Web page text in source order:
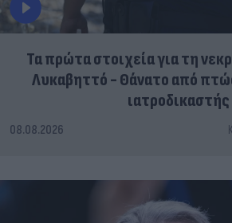
Τα πρώτα στοιχεία για τη
Λυκαβηττό - Θάνατο από
ιατροδικαστής
08.08.2026